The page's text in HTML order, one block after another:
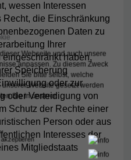
wessen Interessen
die Einschränkung
Daten zu
Ihrer
haben,
Speicherung
oder zur
oder Verteidigung von
Schutz der Rechte einer
Person oder aus
Interesses der
Mitgliedstaats
Webseite und auch unsere
anpassen. Zu diesem Zweck
Sie bitte selbst, welche
Website gesetzt werden
Sie in unserer